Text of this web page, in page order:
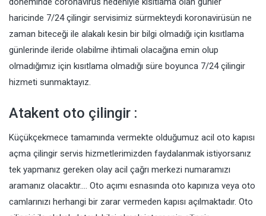
haricinde 7/24 çilingir servisimiz sürmekteydi koronavirüsün ne
zaman biteceği ile alakalı kesin bir bilgi olmadığı için kısıtlama
günlerinde ileride olabilme ihtimali olacağına emin olup
olmadığımız için kısıtlama olmadığı süre boyunca 7/24 çilingir
hizmeti sunmaktayız.
Atakent oto çilingir :
Küçükçekmece tamamında vermekte olduğumuz acil oto kapısı
açma çilingir servis hizmetlerimizden faydalanmak istiyorsanız
tek yapmanız gereken olay acil çağrı merkezi numaramızı
aramanız olacaktır…. Oto açımı esnasında oto kapınıza veya oto
camlarınızı herhangi bir zarar vermeden kapısı açılmaktadır. Oto